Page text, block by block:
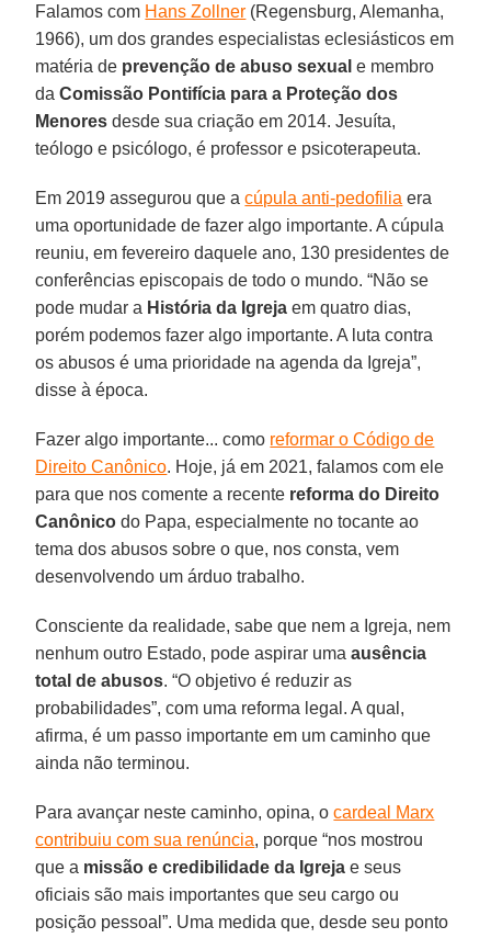
Falamos com Hans Zollner (Regensburg, Alemanha,
1966), um dos grandes especialistas eclesiásticos em
matéria de prevenção de abuso sexual e membro
daComissão Pontifícia para a Proteção dos
Menores desde sua criação em 2014. Jesuíta,
teólogo e psicólogo, é professor e psicoterapeuta.
Em 2019 assegurou que acúpula anti-pedofilia era
uma oportunidade de fazer algo importante. A cúpula
reuniu, em fevereiro daquele ano, 130 presidentes de
conferências episcopais de todo o mundo. “Não se
pode mudar a História da Igreja em quatro dias,
porém podemos fazer algo importante. A luta contra
os abusos é uma prioridade na agenda da Igreja”,
disse à época.
Fazer algo importante... como reformar o Código de
Direito Canônico. Hoje, já em 2021, falamos com ele
para que nos comente a recente reforma do Direito
Canônico do Papa, especialmente no tocante ao
tema dos abusos sobre o que, nos consta, vem
desenvolvendo um árduo trabalho.
Consciente da realidade, sabe que nem a Igreja, nem
nenhum outro Estado, pode aspirar umaausência
total de abusos. “O objetivo é reduzir as
probabilidades”, com uma reforma legal. A qual,
afirma, é um passo importante em um caminho que
ainda não terminou.
Para avançar neste caminho, opina, ocardeal Marx
contribuiu com sua renúncia, porque “nos mostrou
que a missão e credibilidade da Igreja e seus
oficiais são mais importantes que seu cargo ou
posição pessoal”. Uma medida que, desde seu ponto